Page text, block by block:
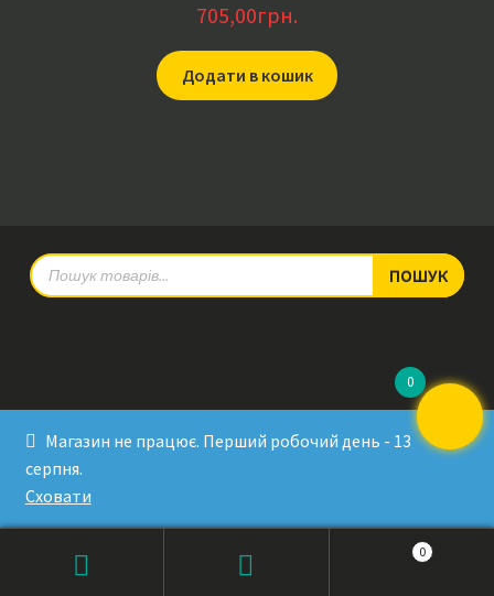
Магазин не працює. Перший робочий день - 13
серпня.
Сховати
705,00грн.
Додати в кошик
Products
search
ПОШУК
Developed by Sergey Krinitsa
0
0